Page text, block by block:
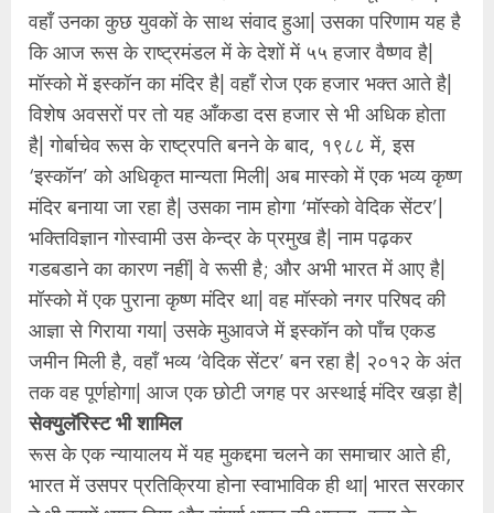
वहॉं उनका कुछ युवकों के साथ संवाद हुआ| उसका परिणाम यह है
कि आज रूस के राष्ट्रमंडल में के देशों में ५५ हजार वैष्णव है|
मॉस्को में इस्कॉन का मंदिर है| वहॉं रोज एक हजार भक्त आते है|
विशेष अवसरों पर तो यह आँकडा दस हजार से भी अधिक होता
है| गोर्बाचेव रूस के राष्ट्रपति बनने के बाद, १९८८ में, इस
‘इस्कॉन’ को अधिकृत मान्यता मिली| अब मास्को में एक भव्य कृष्ण
मंदिर बनाया जा रहा है| उसका नाम होगा ‘मॉस्को वेदिक सेंटर’|
भक्तिविज्ञान गोस्वामी उस केन्द्र के प्रमुख है| नाम पढ़कर
गडबडाने का कारण नहीं| वे रूसी है; और अभी भारत में आए है|
मॉस्को में एक पुराना कृष्ण मंदिर था| वह मॉस्को नगर परिषद की
आज्ञा से गिराया गया| उसके मुआवजे में इस्कॉन को पॉंच एकड
जमीन मिली है, वहॉं भव्य ‘वेदिक सेंटर’ बन रहा है| २०१२ के अंत
तक वह पूर्णहोगा| आज एक छोटी जगह पर अस्थाई मंदिर खड़ा है|
सेक्युलॅरिस्ट भी शामिल
रूस के एक न्यायालय में यह मुकद्दमा चलने का समाचार आते ही,
भारत में उसपर प्रतिक्रिया होना स्वाभाविक ही था| भारत सरकार